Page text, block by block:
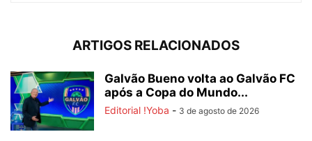
ARTIGOS RELACIONADOS
Galvão Bueno volta ao Galvão FC
após a Copa do Mundo...
Editorial !Yoba - 3 de agosto de 2026